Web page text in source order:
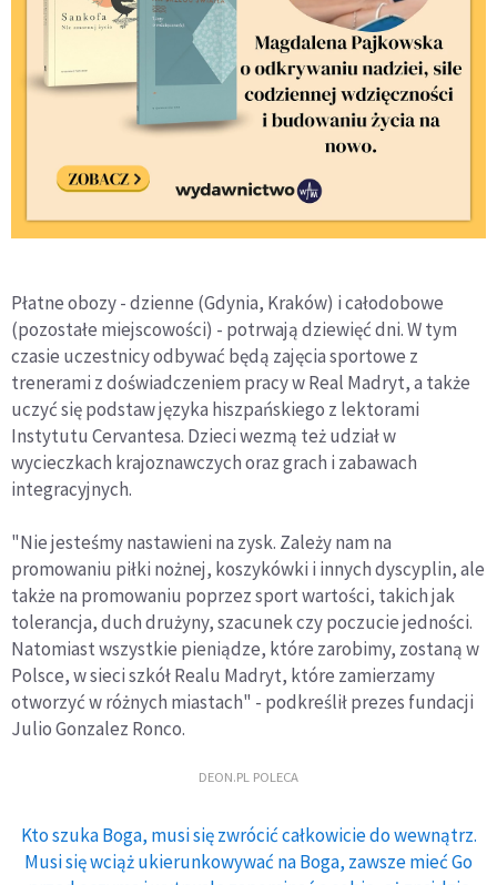
Płatne obozy - dzienne (Gdynia, Kraków) i całodobowe
(pozostałe miejscowości) - potrwają dziewięć dni. W tym
czasie uczestnicy odbywać będą zajęcia sportowe z
trenerami z doświadczeniem pracy w Real Madryt, a także
uczyć się podstaw języka hiszpańskiego z lektorami
Instytutu Cervantesa. Dzieci wezmą też udział w
wycieczkach krajoznawczych oraz grach i zabawach
integracyjnych.
"Nie jesteśmy nastawieni na zysk. Zależy nam na
promowaniu piłki nożnej, koszykówki i innych dyscyplin, ale
także na promowaniu poprzez sport wartości, takich jak
tolerancja, duch drużyny, szacunek czy poczucie jedności.
Natomiast wszystkie pieniądze, które zarobimy, zostaną w
Polsce, w sieci szkół Realu Madryt, które zamierzamy
otworzyć w różnych miastach" - podkreślił prezes fundacji
Julio Gonzalez Ronco.
DEON.PL POLECA
Kto szuka Boga, musi się zwrócić całkowicie do wewnątrz.
Musi się wciąż ukierunkowywać na Boga, zawsze mieć Go